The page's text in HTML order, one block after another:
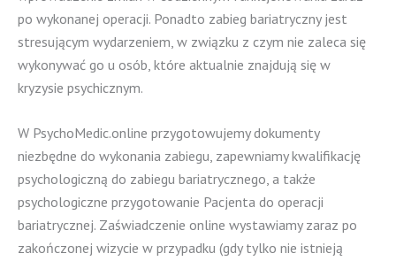
po wykonanej operacji. Ponadto zabieg bariatryczny jest
stresującym wydarzeniem, w związku z czym nie zaleca się
wykonywać go u osób, które aktualnie znajdują się w
kryzysie psychicznym.
W PsychoMedic.online przygotowujemy dokumenty
niezbędne do wykonania zabiegu, zapewniamy kwalifikację
psychologiczną do zabiegu bariatrycznego, a także
psychologiczne przygotowanie Pacjenta do operacji
bariatrycznej. Zaświadczenie online wystawiamy zaraz po
zakończonej wizycie w przypadku (gdy tylko nie istnieją